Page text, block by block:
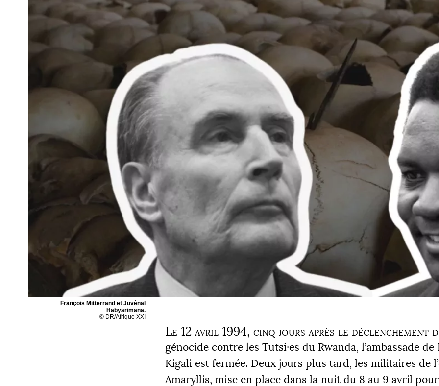
François Mitterrand et Juvénal
Habyarimana.
© DR/Afrique XXI
Le 12 avril 1994, cinq jours après le déclenchement
génocide contre les Tutsi·es du Rwanda, l’ambassade de
Kigali est fermée. Deux jours plus tard, les militaires de
Amaryllis, mise en place dans la nuit du 8 au 9 avril